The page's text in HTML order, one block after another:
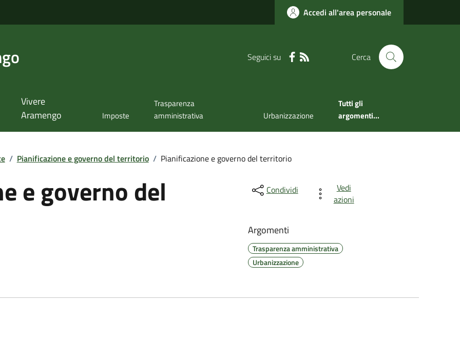
Accedi all'area personale
Seguici su Cerca
Vivere
Aramengo
Imposte
Trasparenza
amministrativa
Urbanizzazione
Tutti gli
argomenti...
/ Pianificazione e governo del territorio / Pianificazione e governo del territorio
e governo del Condividi
Vedi
azioni
Argomenti
Trasparenza amministrativa
Urbanizzazione